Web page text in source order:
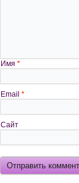
Имя *
Email *
Сайт